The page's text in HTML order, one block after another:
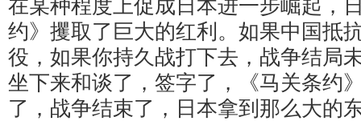
在某种程度上促成日本进一步崛起，
约》攫取了巨大的红利。如果中国抵
役，如果你持久战打下去，战争结局
坐下来和谈了，签字了，《马关条约
了，战争结束了，日本拿到那么大的